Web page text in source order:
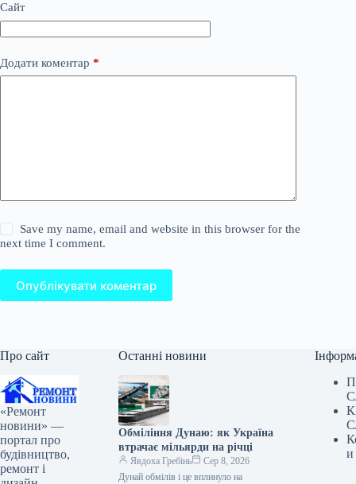
Сайт
Додати коментар *
Save my name, email and website in this browser for the
next time I comment.
Опублікувати коментар
Про сайт
«Ремонт
новини» —
портал про
будівництво,
ремонт і
Останні новини
Обміління Дунаю: як Україна
втрачає мільярди на річці
Явдоха Гребінь
Сер 8, 2026
Дунай обмілів і це вплинуло на
и